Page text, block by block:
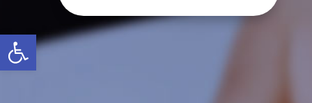
Abrir barra de herramientas